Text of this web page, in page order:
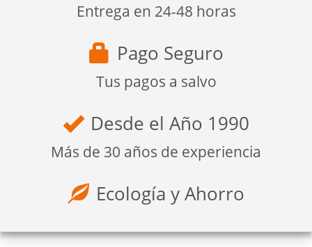
Entrega en 24-48 horas
Pago Seguro
Tus pagos a salvo
Desde el Año 1990
Más de 30 años de experiencia
Ecología y Ahorro